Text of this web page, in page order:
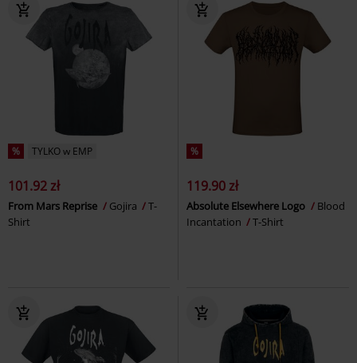
% TYLKO w EMP
101.92 zł
From Mars Reprise Gojira
T-
Shirt
%
119.90 zł
Absolute Elsewhere Logo
Blood
Incantation
T-Shirt